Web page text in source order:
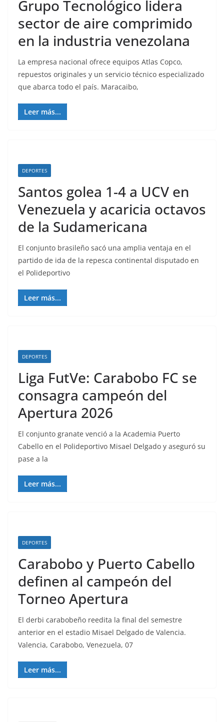
Grupo Tecnológico lidera
sector de aire comprimido
en la industria venezolana
La empresa nacional ofrece equipos Atlas Copco,
repuestos originales y un servicio técnico especializado
que abarca todo el país. Maracaibo,
Leer más...
DEPORTES
Santos golea 1-4 a UCV en
Venezuela y acaricia octavos
de la Sudamericana
El conjunto brasileño sacó una amplia ventaja en el
partido de ida de la repesca continental disputado en
el Polideportivo
Leer más...
DEPORTES
Liga FutVe: Carabobo FC se
consagra campeón del
Apertura 2026
El conjunto granate venció a la Academia Puerto
Cabello en el Polideportivo Misael Delgado y aseguró su
pase a la
Leer más...
DEPORTES
Carabobo y Puerto Cabello
definen al campeón del
Torneo Apertura
El derbi carabobeño reedita la final del semestre
anterior en el estadio Misael Delgado de Valencia.
Valencia, Carabobo, Venezuela, 07
Leer más...